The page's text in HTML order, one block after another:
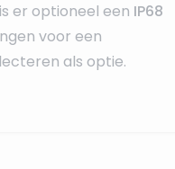
er optioneel een IP68
voor een
als optie.